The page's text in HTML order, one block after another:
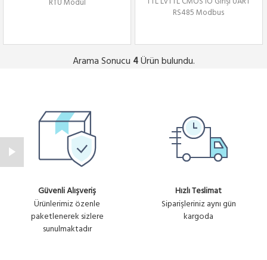
RS485 Modbus
Arama Sonucu 4Ürün bulundu.
Güvenli Alışveriş
Ürünlerimiz özenle
paketlenerek sizlere
sunulmaktadır
Hızlı Teslimat
Siparişleriniz aynı gün
kargoda